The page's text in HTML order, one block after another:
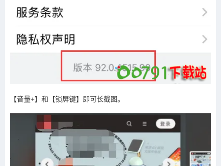
【音量+】和【锁屏键】即可长截图。